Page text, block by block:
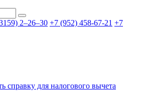
2–26–30 +7 (952) 458-67-21 +7
справку для налогового вычета